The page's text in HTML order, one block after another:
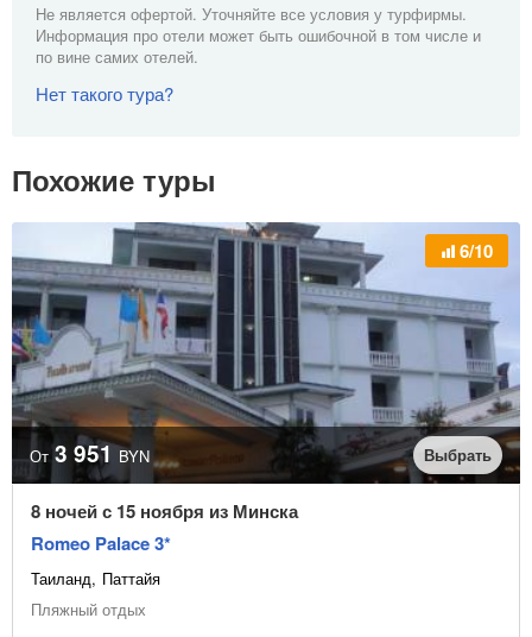
Не является офертой. Уточняйте все условия у турфирмы.
Информация про отели может быть ошибочной в том числе и
по вине самих отелей.
Нет такого тура?
Похожие туры
6/10
От 3 951 BYN Выбрать
8 ночей с 15 ноября из Минска
Romeo Palace 3*
Таиланд Паттайя
Пляжный отдых